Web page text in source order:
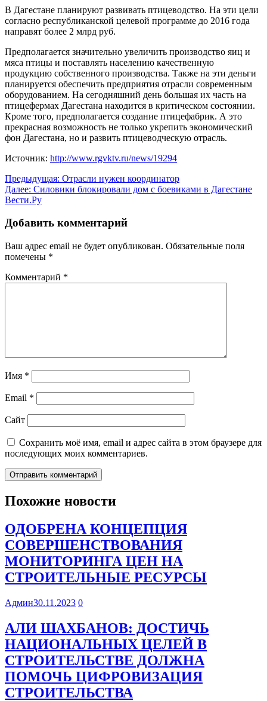
В Дагестане планируют развивать птицеводство. На эти цели
согласно республиканской целевой программе до 2016 года
направят более 2 млрд руб.
Предполагается значительно увеличить производство яиц и
мяса птицы и поставлять населению качественную
продукцию собственного производства. Также на эти деньги
планируется обеспечить предприятия отрасли современным
оборудованием. На сегодняшний день большая их часть на
птицефермах Дагестана находится в критическом состоянии.
Кроме того, предполагается создание птицефабрик. А это
прекрасная возможность не только укрепить экономический
фон Дагестана, но и развить птицеводческую отрасль.
Источник: http://www.rgvktv.ru/news/19294
Навигация
по
Предыдущая: Отрасли нужен координатор
Далее: Силовики блокировали дом с боевиками в Дагестане
Вести.Ру
Добавить комментарий
Ваш адрес email не будет опубликован. Обязательные поля
помечены *
Комментарий *
Имя *
Email *
Сайт
Сохранить моё имя, email и адрес сайта в этом браузере для
последующих моих комментариев.
Похожие новости
ОДОБРЕНА КОНЦЕПЦИЯ
СОВЕРШЕНСТВОВАНИЯ
МОНИТОРИНГА ЦЕН НА
СТРОИТЕЛЬНЫЕ РЕСУРСЫ
Админ30.11.2023 0
АЛИ ШАХБАНОВ: ДОСТИЧЬ
НАЦИОНАЛЬНЫХ ЦЕЛЕЙ В
СТРОИТЕЛЬСТВЕ ДОЛЖНА
ПОМОЧЬ ЦИФРОВИЗАЦИЯ
СТРОИТЕЛЬСТВА